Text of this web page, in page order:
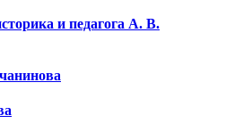
и педагога А. В.